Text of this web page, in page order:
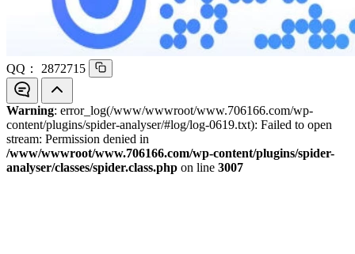
QQ： 2872715
Warning: error_log(/www/wwwroot/www.706166.com/wp-
content/plugins/spider-analyser/#log/log-0619.txt): Failed to open
stream: Permission denied in
/www/wwwroot/www.706166.com/wp-content/plugins/spider-
analyser/classes/spider.class.php on line 3007